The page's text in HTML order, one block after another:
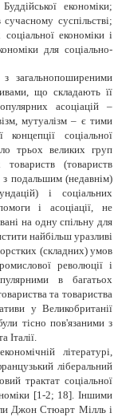
економіки;
суспільстві;
економіки і
для соціально-
з загальнопоширеними
що складають її
асоціацій –
мутуалізм – є тими
соціальної
трьох великих груп
товариств (товариств
з подальшим (недавнім)
і соціальних
і асоціації, не
на одну спільну для
найбільш уразливі
(складних) умов
революції і
в багатьох
та товариства
у Великобританії
тісно пов'язаними з
Італії.
літературі,
ліберальний
трактат соціальної
[1-2; 18]. Іншими
Джон Стюарт Мілль і